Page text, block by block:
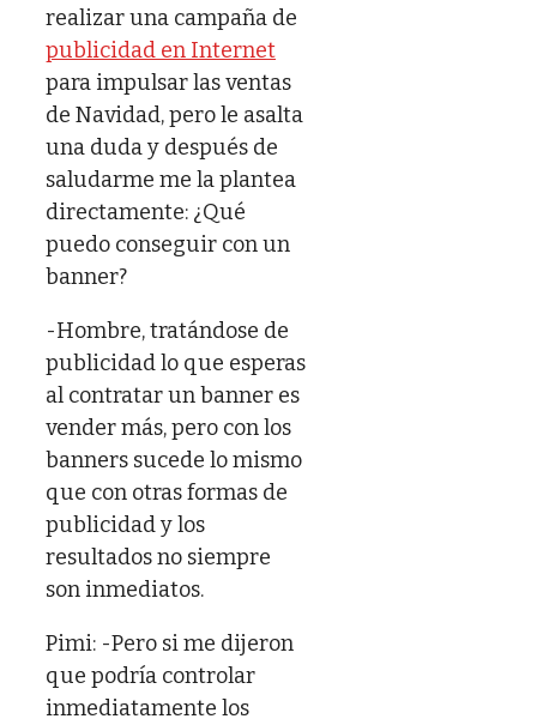
realizar una campaña de
publicidad en Internet
para impulsar las ventas
de Navidad, pero le asalta
una duda y después de
saludarme me la plantea
directamente: ¿Qué
puedo conseguir con un
banner?
-Hombre, tratándose de
publicidad lo que esperas
al contratar un banner es
vender más, pero con los
banners sucede lo mismo
que con otras formas de
publicidad y los
resultados no siempre
son inmediatos.
Pimi: -Pero si me dijeron
que podría controlar
inmediatamente los